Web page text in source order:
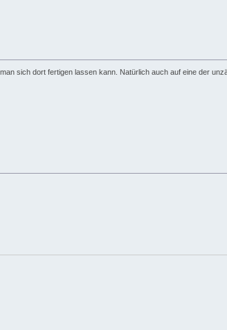
sich dort fertigen lassen kann. Natürlich auch auf eine der